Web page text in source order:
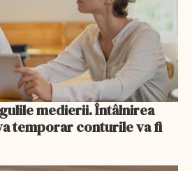
medierii. Întâlnirea
temporar conturile va fi